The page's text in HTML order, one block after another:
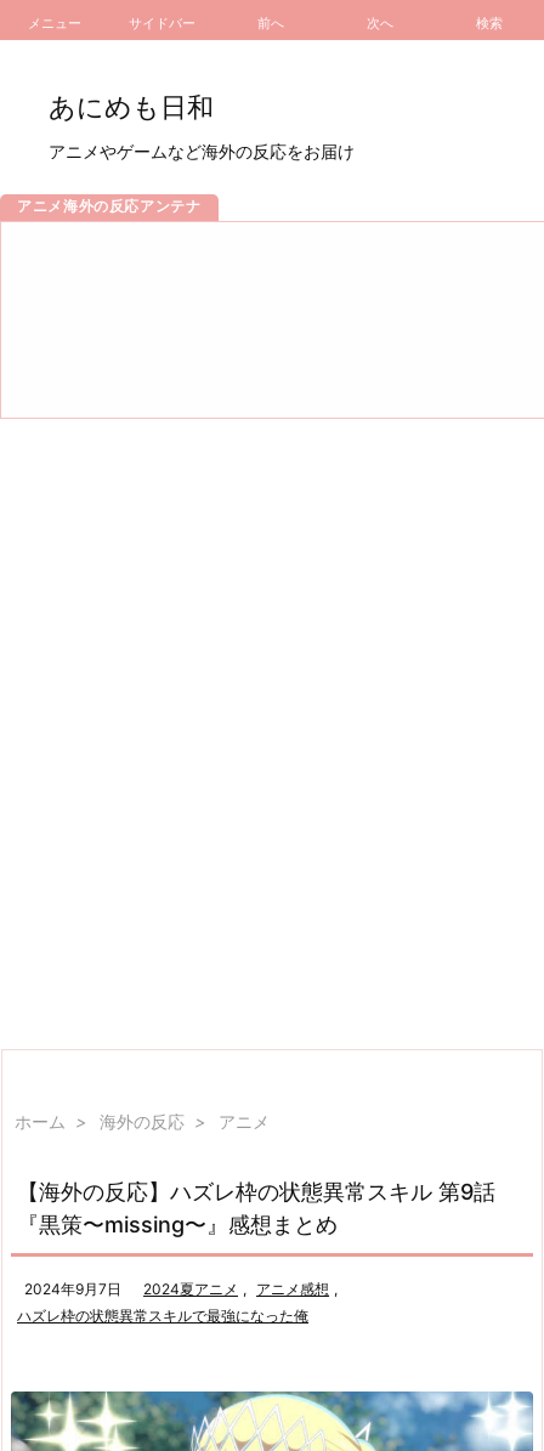
メニュー サイドバー 前へ 次へ 検索
あにめも日和
アニメやゲームなど海外の反応をお届け
アニメ海外の反応アンテナ
ホーム > 海外の反応 > アニメ
【海外の反応】ハズレ枠の状態異常スキル 第9話
『黒策〜missing〜』感想まとめ
2024年9月7日 2024夏アニメ , アニメ感想 ,
ハズレ枠の状態異常スキルで最強になった俺